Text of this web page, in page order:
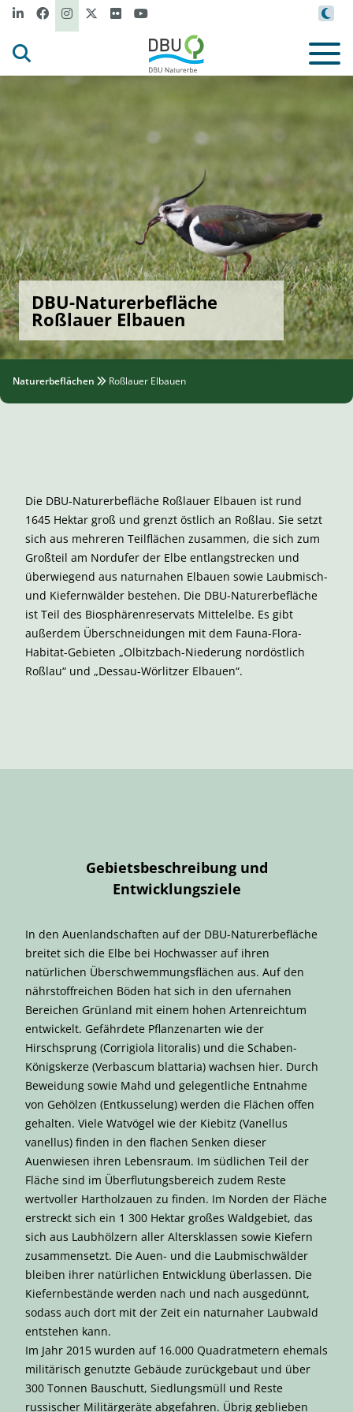
DBU-Naturerbefläche
Roßlauer Elbauen
Naturerbeflächen Roßlauer Elbauen
Die DBU-Naturerbefläche Roßlauer Elbauen ist rund
1645 Hektar groß und grenzt östlich an Roßlau. Sie setzt
sich aus mehreren Teilflächen zusammen, die sich zum
Großteil am Nordufer der Elbe entlangstrecken und
überwiegend aus naturnahen Elbauen sowie Laubmisch-
und Kiefernwälder bestehen. Die DBU-Naturerbefläche
ist Teil des Biosphärenreservats Mittelelbe. Es gibt
außerdem Überschneidungen mit dem Fauna-Flora-
Habitat-Gebieten „Olbitzbach-Niederung nordöstlich
Roßlau“ und „Dessau-Wörlitzer Elbauen“.
Gebietsbeschreibung und
Entwicklungsziele
In den Auenlandschaften auf der DBU-Naturerbefläche
breitet sich die Elbe bei Hochwasser auf ihren
natürlichen Überschwemmungsflächen aus. Auf den
nährstoffreichen Böden hat sich in den ufernahen
Bereichen Grünland mit einem hohen Artenreichtum
entwickelt. Gefährdete Pflanzenarten wie der
Hirschsprung (Corrigiola litoralis) und die Schaben-
Königskerze (Verbascum blattaria) wachsen hier. Durch
Beweidung sowie Mahd und gelegentliche Entnahme
von Gehölzen (Entkusselung) werden die Flächen offen
gehalten. Viele Watvögel wie der Kiebitz (Vanellus
vanellus) finden in den flachen Senken dieser
Auenwiesen ihren Lebensraum. Im südlichen Teil der
Fläche sind im Überflutungsbereich zudem Reste
wertvoller Hartholzauen zu finden. Im Norden der Fläche
erstreckt sich ein 1 300 Hektar großes Waldgebiet, das
sich aus Laubhölzern aller Altersklassen sowie Kiefern
zusammensetzt. Die Auen- und die Laubmischwälder
bleiben ihrer natürlichen Entwicklung überlassen. Die
Kiefernbestände werden nach und nach ausgedünnt,
sodass auch dort mit der Zeit ein naturnaher Laubwald
entstehen kann.
Im Jahr 2015 wurden auf 16.000 Quadratmetern ehemals
militärisch genutzte Gebäude zurückgebaut und über
300 Tonnen Bauschutt, Siedlungsmüll und Reste
russischer Militärgeräte abgefahren. Übrig geblieben